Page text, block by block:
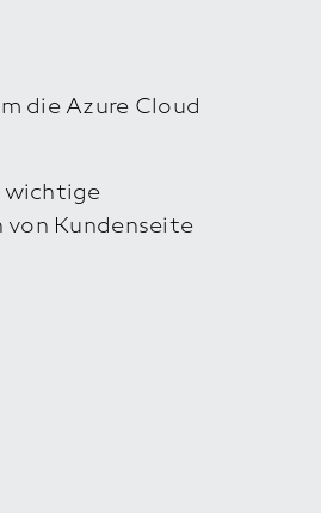
die Azure Cloud
wichtige
Kundenseite